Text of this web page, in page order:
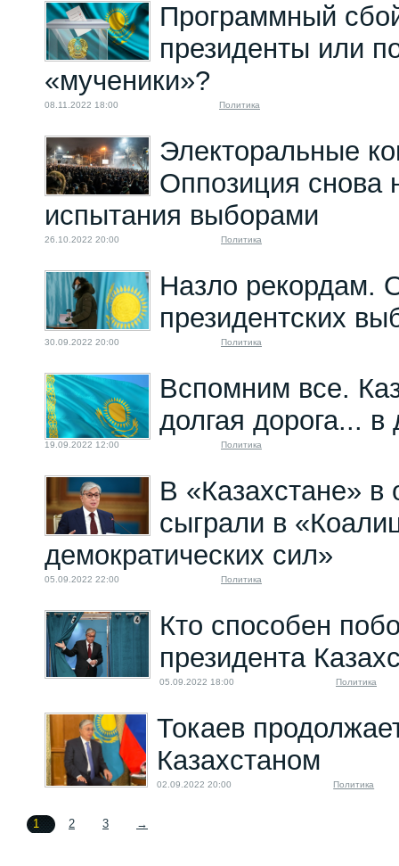
Программный
президенты или
«мученики»?
08.11.2022 18:00 Политика
Электоральные
Оппозиция снова
испытания выборами
26.10.2022 20:00 Политика
Назло рекордам.
президентских
30.09.2022 20:00 Политика
Вспомним все.
долгая дорога... в
19.09.2022 12:00 Политика
В «Казахстане» в
сыграли в
демократических сил»
05.09.2022 22:00 Политика
Кто способен
президента
05.09.2022 18:00 Политика
Токаев
Казахстаном
02.09.2022 20:00 Политика
1 2 3 →